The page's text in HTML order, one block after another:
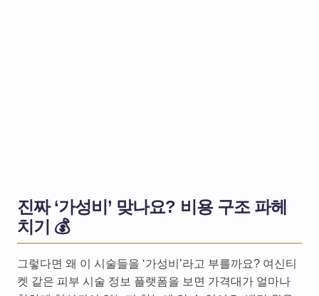
진짜 ‘가성비’ 맞나요? 비용 구조 파헤
치기 💰
그렇다면 왜 이 시술들을 ‘가성비’라고 부를까요? 여신티
켓 같은 피부 시술 정보 플랫폼을 보면 가격대가 얼마나